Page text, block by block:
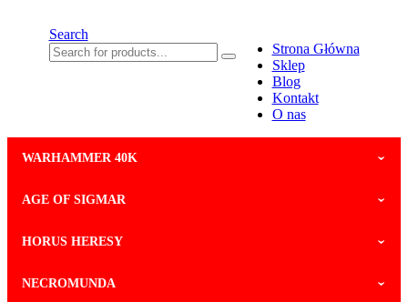
Search
Strona Główna
Sklep
Blog
Kontakt
O nas
WARHAMMER 40K
AGE OF SIGMAR
HORUS HERESY
NECROMUNDA